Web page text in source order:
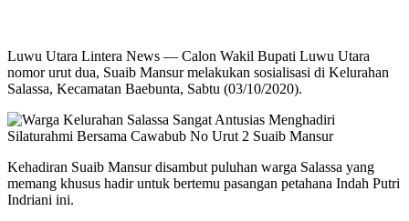
Luwu Utara Lintera News — Calon Wakil Bupati Luwu Utara
nomor urut dua, Suaib Mansur melakukan sosialisasi di Kelurahan
Salassa, Kecamatan Baebunta, Sabtu (03/10/2020).
Kehadiran Suaib Mansur disambut puluhan warga Salassa yang
memang khusus hadir untuk bertemu pasangan petahana Indah Putri
Indriani ini.